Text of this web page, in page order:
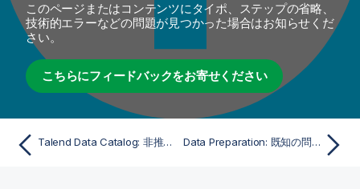
このページまたはコンテンツにタイポ、ステップの省略、
技術的エラーなどの問題が見つかった場合はお知らせくだ
さい。
こちらにフィードバックをお寄せください
Talend Data Catalog: 非推奨となった項目と削除された項目 Data Preparation: 既知の問題と制限事項